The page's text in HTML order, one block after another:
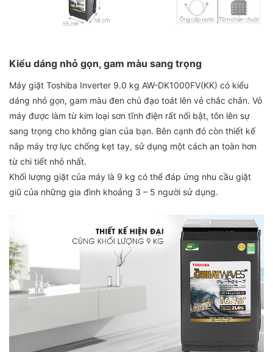
Kiểu dáng nhỏ gọn, gam màu sang trọng
Máy giặt Toshiba Inverter 9.0 kg AW-DK1000FV(KK) có kiểu
dáng nhỏ gọn, gam màu đen chủ đạo toát lên vẻ chắc chắn. Vỏ
máy được làm từ kim loại sơn tĩnh điện rất nổi bật, tôn lên sự
sang trọng cho không gian của bạn. Bên cạnh đó còn thiết kế
nắp máy trợ lực chống kẹt tay, sử dụng một cách an toàn hơn
từ chi tiết nhỏ nhất.
Khối lượng giặt của máy là 9 kg có thể đáp ứng nhu cầu giặt
giũ của những gia đình khoảng 3 – 5 người sử dụng.